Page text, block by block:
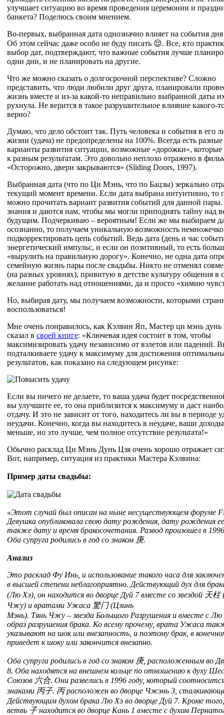
улучшает ситуацию во время проведения церемонии и
банкета? Поделюсь своим мнением.
Во-первых, выбранная дата однозначно влияет на события
Об этом сейчас даже особо не буду писать 😌. Все, кто
выбор дат, подтверждают, что важные события лучше
одни дни, и не планировать на другие.
Что же можно сказать о долгосрочной перспективе? Сложно
представить, что люди любили друг друга, планировали
жизнь вместе и из-за какой-то неправильно выбранной даты
рухнула. Не верится в такое разрушительное влияние какого-
верно?
Думаю, что дело обстоит так. Путь человека и события в его
жизни (удача) не предопределены на 100%. Всегда есть разные
варианты развития ситуации, возможные «дорожки», которые
к разным результатам. Это довольно неплохо отражено в
«Осторожно, двери закрываются» (Sliding Doors, 1997).
Выбранная дата (что по Ци Мэнь, что по Бацзы) зеркально
текущий момент времени. Если дата выбрана интуитивно, то
можно прочитать вариант развития событий для данной
знания и даются нам, чтобы мы могли приподнять тайну над
будущим. Подчеркиваю – вероятным! Если же мы выбираем
осознанно, то получаем уникальную возможность немножечко
подкорректировать цепь событий. Ведь дата (день и час
энергетический импульс, и если он позитивный, то есть
«вырулить на правильную дорогу». Конечно, не одна дата
семейную жизнь пары после свадьбы. Никто не отменял
(на разных уровнях), привитую в детстве культуру общения в
желание работать над отношениями, да и просто «химию
Но, выбирая дату, мы получаем возможности, которыми
воспользоваться!
Мне очень понравилось, как Кэлвин Яп, Мастер ци мэнь дунь
сказал в своей книге: «Ключевая идея состоит в том, чтобы
максимизировать удачу независимо от взлетов или падений.
подталкиваете удачу к максимуму для достижения
результатов, как показано на следующем рисунке:
Если вы ничего не делаете, то ваша удача будет
вы улучшите ее, то она приблизится к максимуму и даст
отдачу. И это не зависит от того, находитесь ли вы в периоде
неудачи. Конечно, когда вы находитесь в неудаче, ваши
меньше, но это лучше, чем полное отсутствие результата!»
Обычно расклад Ци Мэнь Дунь Цзя очень хорошо отражает
Вот, например, ситуация из практики Мастера Кэлвина:
Пример даты свадьбы:
«Этот случай был описан на ныне несуществующем форуме
Девушка опубликовала свою дату рождения, дату рождения
также дату и время бракосочетания. Развод произошел в
Оба супруга родились в год со знаком 庚.
Анализ
Это расклад Фу Инь, и использование такого часа для
в высшей степени неблагоприятно. Действующий дух для
(Лю Хэ), он находится во дворце Дуй 7 вместе со звездой 天柱
Чжу) и вратами Ужаса 驚门 (Цзинь
Мэнь). Тянь Чжу – звезда Большого Разрушения и вместе с
образ разрушения брака. Ко всему прочему, врата Ужаса
указывают на шок или внезапность, и поэтому брак, в
приведет к шоку или закончится внезапно.
Оба супруга родились в год со знаком 庚, расположенным во
8. Оба находятся на внешнем кольце по отношению к духу
Союзов 六合. Они развелись в 1996 году, который
знаками 丙子. 丙 расположен во дворце Чжэнь 3,
Действующим духом брака Лю Хэ во дворце Дуй 7. Кроме
ветвь 子 находится во дворце Кань 1 вместе с духом